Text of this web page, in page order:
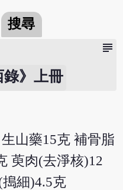
搜尋
subject
錄》上冊
山藥15克 補骨脂
萸肉(去淨核)12
細)4.5克